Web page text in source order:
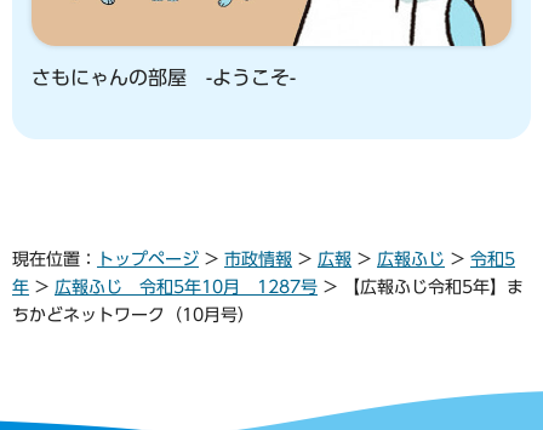
さもにゃんの部屋 -ようこそ-
現在位置： トップページ > 市政情報 > 広報 > 広報ふじ > 令和5
年 > 広報ふじ 令和5年10月 1287号 > 【広報ふじ令和5年】ま
ちかどネットワーク（10月号）